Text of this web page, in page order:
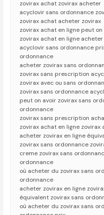
zovirax achat zovirax acheter
acyclovir sans ordonnance
zovirax achat acheter zovirax
zovirax achat en ligne peut
zovirax achat en ligne
acyclovir sans ordonnance
ordonnance
acheter zovirax sans
zovirax sans prescription
zovirax avec ou sans
zovirax sans ordonnance
peut on avoir zovirax sans
ordonnance
zovirax sans prescription
zovirax achat en ligne zovirax
acheter zovirax en ligne
zovirax sans ordonnance
creme zovirax sans
ordonnance
où acheter du zovirax sans
ordonnance
acheter zovirax en ligne
équivalent zovirax sans
où acheter du zovirax sans